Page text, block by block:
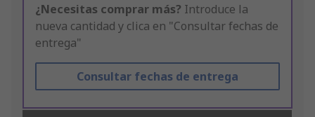
¿Necesitas comprar más? Introduce la
nueva cantidad y clica en "Consultar fechas de
entrega"
Consultar fechas de entrega